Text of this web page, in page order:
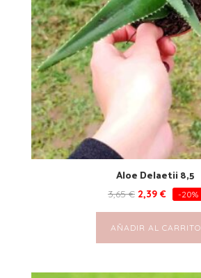
Aloe Delaetii 8,5
3,65€ 2,39 € -20%
AÑADIR AL CARRITO